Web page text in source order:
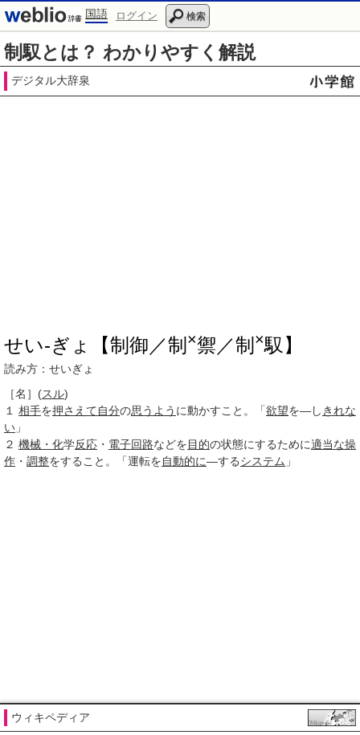
国語 ログイン 検索
制馭とは？ わかりやすく解説
デジタル大辞泉
せい‐ぎょ【制御／制 ×禦／制 ×馭】
読み方：せいぎょ
［名］ (スル)
１
相手を押さえて自分の思うよう に動かすこと。「欲望を―し きれな
い 」
２ 機械・化学反応 ・ 電子回路などを目的の状態にするために適当な操
作 ・ 調整をすること。「運転を自動的に―するシステム 」
ウィキペディア